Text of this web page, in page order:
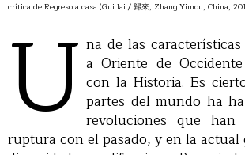
crítica de Regreso a casa (Gui lai / 歸來, Zhang Yimou, China,
U na de las
a Oriente de
con la Historia. Es
partes del mundo ha
revoluciones que han
ruptura con el pasado, y en la actual